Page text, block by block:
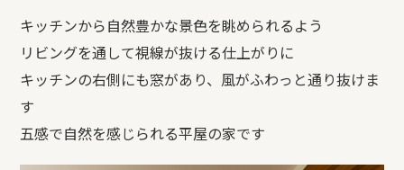
キッチンから自然豊かな景色を眺められるよう
リビングを通して視線が抜ける仕上がりに
キッチンの右側にも窓があり、風がふわっと通り抜けま
す
五感で自然を感じられる平屋の家です